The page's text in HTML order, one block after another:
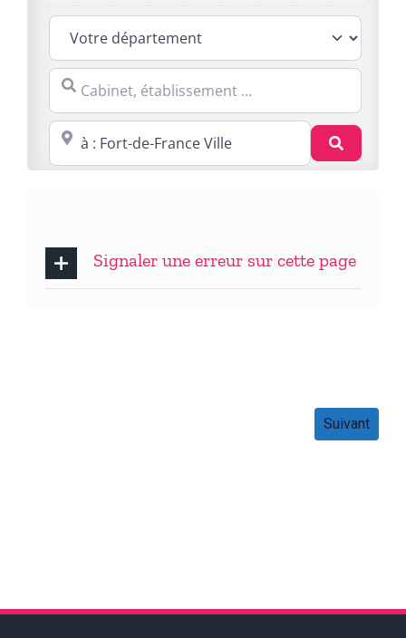
Cabinet, établissement ...
Proche de : ville, cp, lieu ...
Signaler une erreur sur cette page
Suivant